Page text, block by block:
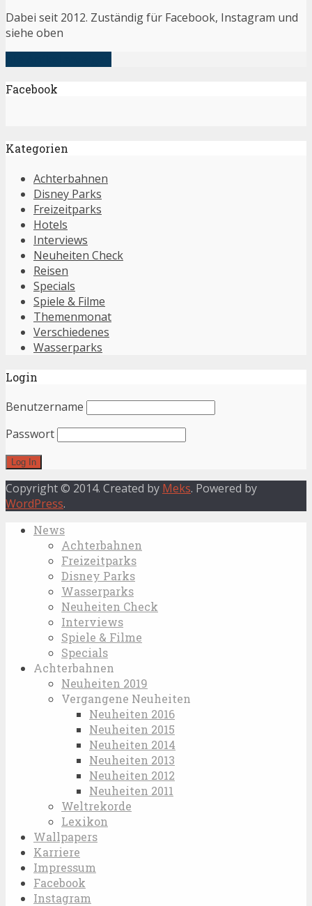
Dabei seit 2012. Zuständig für Facebook, Instagram und
siehe oben
Facebook
Kategorien
Achterbahnen
Disney Parks
Freizeitparks
Hotels
Interviews
Neuheiten Check
Reisen
Specials
Spiele & Filme
Themenmonat
Verschiedenes
Wasserparks
Login
Benutzername
Passwort
Copyright © 2014. Created by Meks. Powered by
WordPress.
News
Achterbahnen
Freizeitparks
Disney Parks
Wasserparks
Neuheiten Check
Interviews
Spiele & Filme
Specials
Achterbahnen
Neuheiten 2019
Vergangene Neuheiten
Neuheiten 2016
Neuheiten 2015
Neuheiten 2014
Neuheiten 2013
Neuheiten 2012
Neuheiten 2011
Weltrekorde
Lexikon
Wallpapers
Karriere
Impressum
Facebook
Instagram